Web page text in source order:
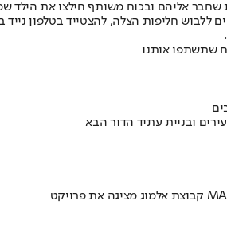
שחבר אליהם ובכוח משותף חילצו את הילד
ללבוש חליפות הצלה, להצטייד בטלפון
שתשתפו אותנו
ובניית עתיד הדור הבא